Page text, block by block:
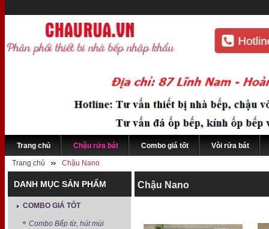
Trang chủ Chậu rửa bát Combo giá tốt Vòi rửa bát
Trang chủ Chậu Nano
DANH MỤC SẢN PHẨM
COMBO GIÁ TỐT
Combo Bếp từ, hút mùi
Chậu Nano